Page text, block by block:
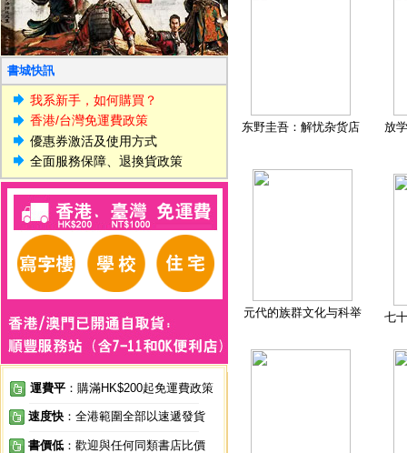
書城快訊
我系新手，如何購買？
香港/台灣免運費政策
優惠券激活及使用方式
全面服務保障、退換貨政策
運費平 ：購滿HK$200起免運費政策
速度快 ：全港範圍全部以速遞發貨
書價低 ：歡迎與任何同類書店比價
东野圭吾：解忧杂货店 放
元代的族群文化与科举 七